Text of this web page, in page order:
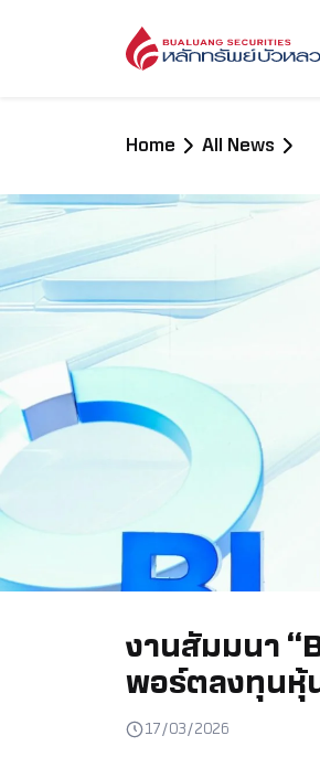
Home All News
งานสัมมนา
พอร์ตลงทุนหุ้
17/03/2026